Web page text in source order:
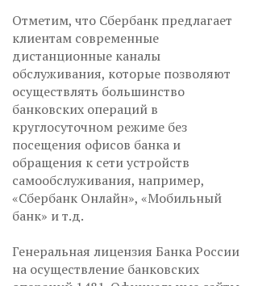
Отметим, что Сбербанк предлагает
клиентам современные
дистанционные каналы
обслуживания, которые позволяют
осуществлять большинство
банковских операций в
круглосуточном режиме без
посещения офисов банка и
обращения к сети устройств
самообслуживания, например,
«Сбербанк Онлайн», «Мобильный
банк» и т.д.
Генеральная лицензия Банка России
на осуществление банковских